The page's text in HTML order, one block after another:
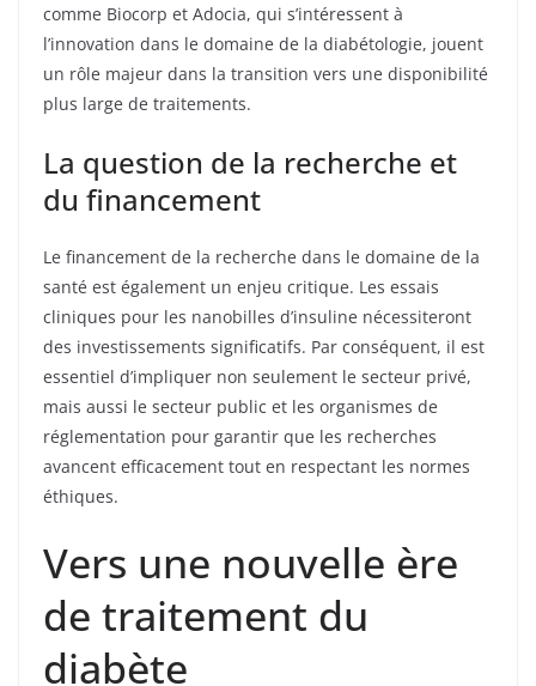
comme Biocorp et Adocia, qui s’intéressent à
l’innovation dans le domaine de la diabétologie, jouent
un rôle majeur dans la transition vers une disponibilité
plus large de traitements.
La question de la recherche et
du financement
Le financement de la recherche dans le domaine de la
santé est également un enjeu critique. Les essais
cliniques pour les nanobilles d’insuline nécessiteront
des investissements significatifs. Par conséquent, il est
essentiel d’impliquer non seulement le secteur privé,
mais aussi le secteur public et les organismes de
réglementation pour garantir que les recherches
avancent efficacement tout en respectant les normes
éthiques.
Vers une nouvelle ère
de traitement du
diabète